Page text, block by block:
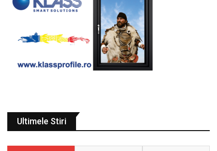
Ultimele Stiri